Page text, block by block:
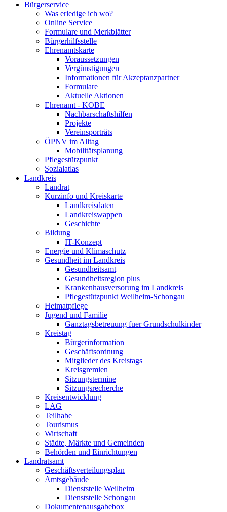
Bürgerservice
Was erledige ich wo?
Online Service
Formulare und Merkblätter
Bürgerhilfsstelle
Ehrenamtskarte
Voraussetzungen
Vergünstigungen
Informationen für Akzeptanzpartner
Formulare
Aktuelle Aktionen
Ehrenamt - KOBE
Nachbarschaftshilfen
Projekte
Vereinsporträts
ÖPNV im Alltag
Mobilitätsplanung
Pflegestützpunkt
Sozialatlas
Landkreis
Landrat
Kurzinfo und Kreiskarte
Landkreisdaten
Landkreiswappen
Geschichte
Bildung
IT-Konzept
Energie und Klimaschutz
Gesundheit im Landkreis
Gesundheitsamt
Gesundheitsregion plus
Krankenhausversorung im Landkreis
Pflegestützpunkt Weilheim-Schongau
Heimatpflege
Jugend und Familie
Ganztagsbetreuung fuer Grundschulkinder
Kreistag
Bürgerinformation
Geschäftsordnung
Mitglieder des Kreistags
Kreisgremien
Sitzungstermine
Sitzungsrecherche
Kreisentwicklung
LAG
Teilhabe
Tourismus
Wirtschaft
Städte, Märkte und Gemeinden
Behörden und Einrichtungen
Landratsamt
Geschäftsverteilungsplan
Amtsgebäude
Dienststelle Weilheim
Dienststelle Schongau
Dokumentenausgabebox